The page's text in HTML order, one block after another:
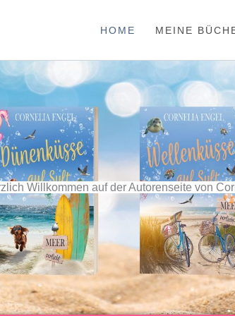
HOME MEINE
Willkommen auf der Autorenseite von